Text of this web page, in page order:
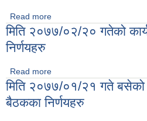
Read more
मिति २०७७/०२/२० गतेको
निर्णयहरु
Read more
मिति २०७७/०१/२१ गते बसेको
बैठकका निर्णयहरु